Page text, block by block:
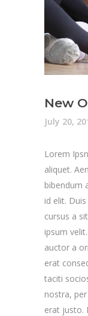
New
July 20,
Lorem
aliquet.
bibendum
id elit.
cursus a
ipsum
auctor a
erat
taciti
nostra,
erat justo.